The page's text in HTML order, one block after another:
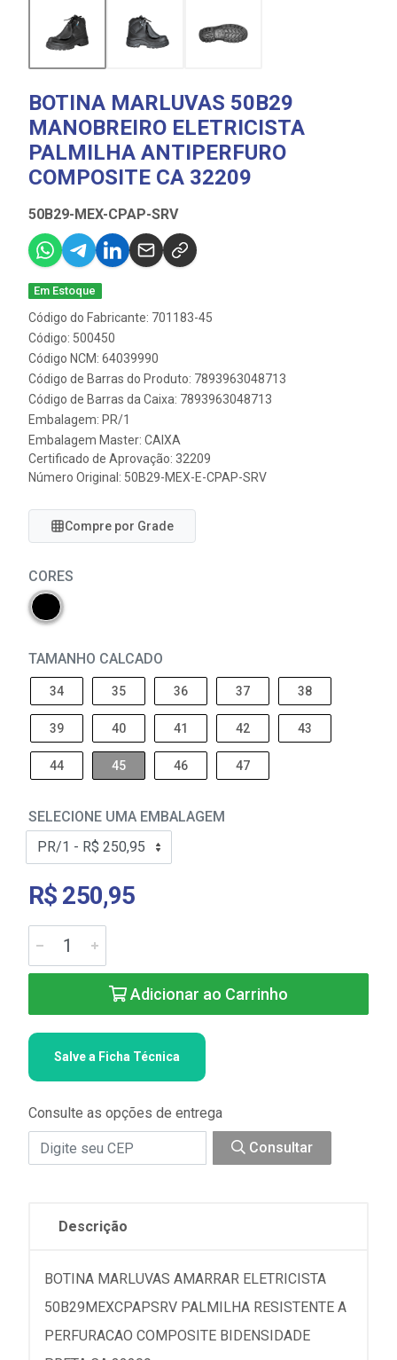
BOTINA MARLUVAS 50B29
MANOBREIRO ELETRICISTA
PALMILHA ANTIPERFURO
COMPOSITE CA 32209
50B29-MEX-CPAP-SRV
Em Estoque
Código do Fabricante: 701183-45
Código: 500450
Código NCM: 64039990
Código de Barras do Produto: 7893963048713
Código de Barras da Caixa: 7893963048713
Embalagem: PR/1
Embalagem Master: CAIXA
Certificado de Aprovação: 32209
Número Original: 50B29-MEX-E-CPAP-SRV
Compre por Grade
CORES
TAMANHO CALCADO
34 35 36 37 38
39 40 41 42 43
44 45 46 47
SELECIONE UMA EMBALAGEM
R$ 250,95
Adicionar ao Carrinho
Salve a Ficha Técnica
Consulte as opções de entrega
Consultar
Descrição
BOTINA MARLUVAS AMARRAR ELETRICISTA
50B29MEXCPAPSRV PALMILHA RESISTENTE A
PERFURACAO COMPOSITE BIDENSIDADE